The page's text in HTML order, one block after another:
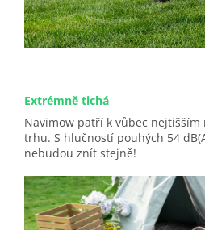
Extrémně tichá
Navimow patří k vůbec nejtišším
trhu. S hlučností pouhých 54
nebudou znít stejně!